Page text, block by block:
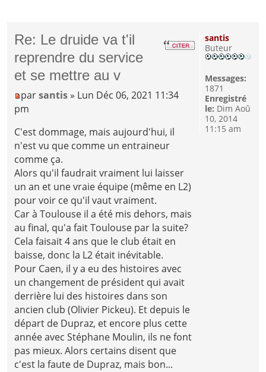
Re: Le druide va t'il
reprendre du service
et se mettre au v
parsantis » Lun Déc 06, 2021 11:34
pm
C'est dommage, mais aujourd'hui, il
n'est vu que comme un entraineur
comme ça.
Alors qu'il faudrait vraiment lui laisser
un an et une vraie équipe (même en L2)
pour voir ce qu'il vaut vraiment.
Car à Toulouse il a été mis dehors, mais
au final, qu'a fait Toulouse par la suite?
Cela faisait 4 ans que le club était en
baisse, donc la L2 était inévitable.
Pour Caen, il y a eu des histoires avec
un changement de président qui avait
derrière lui des histoires dans son
ancien club (Olivier Pickeu). Et depuis le
départ de Dupraz, et encore plus cette
année avec Stéphane Moulin, ils ne font
pas mieux. Alors certains disent que
c'est la faute de Dupraz, mais bon...
santis
Buteur
Messages:
1871
Enregistré
le: Dim Aoû
10, 2014
11:15 am